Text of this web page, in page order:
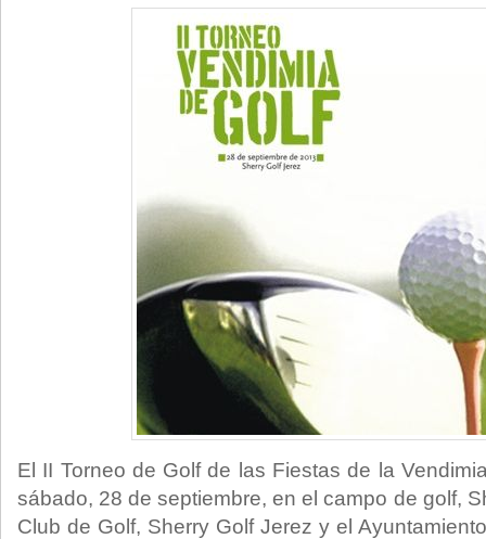
El II Torneo de Golf de las Fiestas de la
sábado, 28 de septiembre, en el campo de golf,
Club de Golf, Sherry Golf Jerez y el